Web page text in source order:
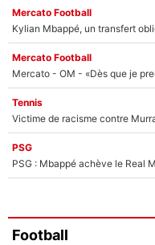
Mercato Football
Kylian Mbappé, un transfert
Mercato Football
Tennis
PSG
PSG : Mbappé achève le Real
Football